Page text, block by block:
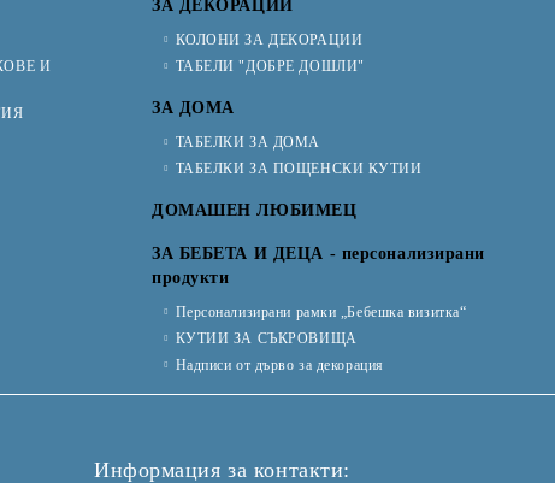
И
ЗА ДЕКОРАЦИИ
КОЛОНИ ЗА ДЕКОРАЦИИ
ТАБЕЛИ "ДОБРЕ ДОШЛИ"
ЗА ДОМА
ТАБЕЛКИ ЗА ДОМА
ТАБЕЛКИ ЗА ПОЩЕНСКИ КУТИИ
ДОМАШЕН ЛЮБИМЕЦ
ЗА БЕБЕТА И ДЕЦА - персонализирани
продукти
Персонализирани рамки „Бебешка визитка“
КУТИИ ЗА СЪКРОВИЩА
Надписи от дърво за декорация
Информация за контакти: